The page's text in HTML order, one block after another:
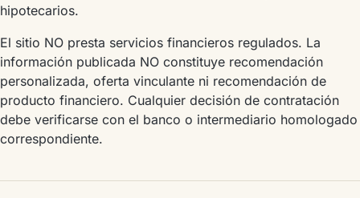
hipotecarios.
El sitio NO presta servicios financieros regulados. La
información publicada NO constituye recomendación
personalizada, oferta vinculante ni recomendación de
producto financiero. Cualquier decisión de contratación
debe verificarse con el banco o intermediario homologado
correspondiente.